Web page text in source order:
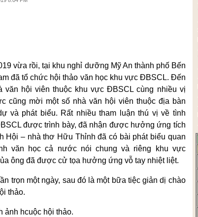
vừa rồi, tại khu nghỉ dưỡng Mỹ An thành phố Bến
đã tổ chức hội thảo văn học khu vực ĐBSCL. Đến
văn hội viên thuộc khu vực ĐBSCL cùng nhiều vị
cũng mời một số nhà văn hội viên thuộc địa bàn
và phát biểu. Rất nhiều tham luận thú vị về tình
được trình bày, đã nhận được hưởng ứng tích
Hội – nhà thơ Hữu Thỉnh đã có bài phát biểu quan
văn học cả nước nói chung và riêng khu vực
ông đã được cử tọa hưởng ứng vỗ tay nhiệt liệt.
trọn một ngày, sau đó là một bữa tiệc giản dị chào
thảo.
ảnh hcuộc hội thảo.